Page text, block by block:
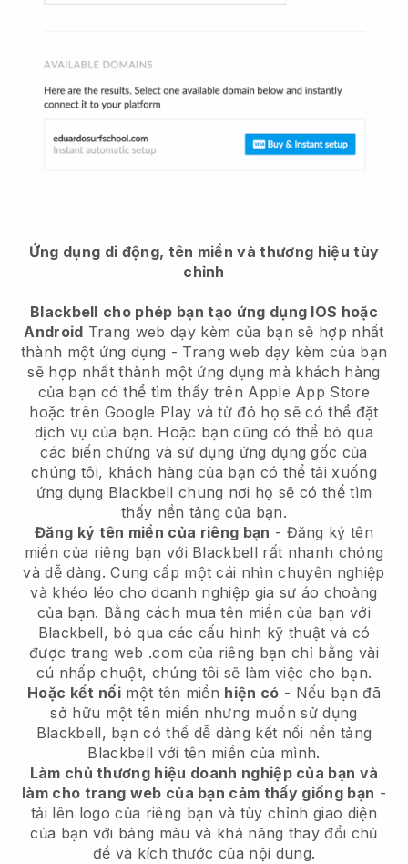
Ứng dụng di động, tên miền và thương hiệu tùy
chỉnh
Blackbell cho phép bạn tạo ứng dụng IOS hoặc
Android Trang web dạy kèm của bạn sẽ hợp nhất
thành một ứng dụng - Trang web dạy kèm của bạn
sẽ hợp nhất thành một ứng dụng mà khách hàng
của bạn có thể tìm thấy trên Apple App Store
hoặc trên Google Play và từ đó họ sẽ có thể đặt
dịch vụ của bạn. Hoặc bạn cũng có thể bỏ qua
các biến chứng và sử dụng ứng dụng gốc của
chúng tôi, khách hàng của bạn có thể tải xuống
ứng dụng Blackbell chung nơi họ sẽ có thể tìm
thấy nền tảng của bạn.
Đăng ký tên miền của riêng bạn - Đăng ký tên
miền của riêng bạn với Blackbell rất nhanh chóng
và dễ dàng.Cung cấp một cái nhìn chuyên nghiệp
và khéo léo cho doanh nghiệp gia sư áo choàng
của bạn. Bằng cách mua tên miền của bạn với
Blackbell, bỏ qua các cấu hình kỹ thuật và có
được trang web .com của riêng bạn chỉ bằng vài
cú nhấp chuột, chúng tôi sẽ làm việc cho bạn.
Hoặc kết nốimột tên miền hiện có - Nếu bạn đã
sở hữu một tên miền nhưng muốn sử dụng
Blackbell, bạn có thể dễ dàng kết nối nền tảng
Blackbell với tên miền của mình.
Làm chủ thương hiệu doanh nghiệp của bạn và
làm cho trang web của bạn cảm thấy giống bạn -
tải lên logo của riêng bạn và tùy chỉnh giao diện
của bạn với bảng màu và khả năng thay đổi chủ
đề và kích thước của nội dung.